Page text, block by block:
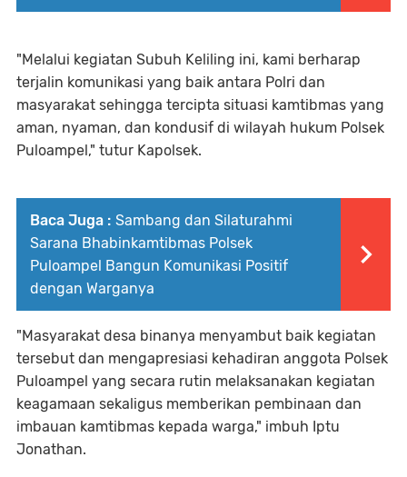
"Melalui kegiatan Subuh Keliling ini, kami berharap
terjalin komunikasi yang baik antara Polri dan
masyarakat sehingga tercipta situasi kamtibmas yang
aman, nyaman, dan kondusif di wilayah hukum Polsek
Puloampel," tutur Kapolsek.
Baca Juga : Sambang dan Silaturahmi
Sarana Bhabinkamtibmas Polsek
Puloampel Bangun Komunikasi Positif
dengan Warganya
"Masyarakat desa binanya menyambut baik kegiatan
tersebut dan mengapresiasi kehadiran anggota Polsek
Puloampel yang secara rutin melaksanakan kegiatan
keagamaan sekaligus memberikan pembinaan dan
imbauan kamtibmas kepada warga," imbuh Iptu
Jonathan.